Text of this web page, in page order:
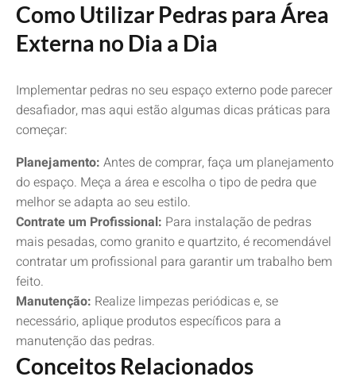
Como Utilizar Pedras para Área
Externa no Dia a Dia
Implementar pedras no seu espaço externo pode parecer
desafiador, mas aqui estão algumas dicas práticas para
começar:
Planejamento: Antes de comprar, faça um planejamento
do espaço. Meça a área e escolha o tipo de pedra que
melhor se adapta ao seu estilo.
Contrate um Profissional: Para instalação de pedras
mais pesadas, como granito e quartzito, é recomendável
contratar um profissional para garantir um trabalho bem
feito.
Manutenção: Realize limpezas periódicas e, se
necessário, aplique produtos específicos para a
manutenção das pedras.
Conceitos Relacionados